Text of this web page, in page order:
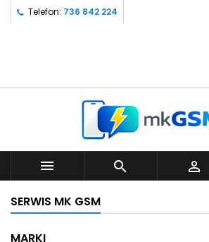
Telefon: 736 842 224
  
SERWIS MK GSM
MARKI